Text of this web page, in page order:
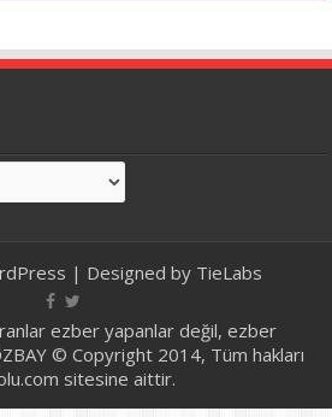
| Designed by TieLabs
ezber yapanlar değil, ezber
© Copyright 2014, Tüm hakları
sitesine aittir.